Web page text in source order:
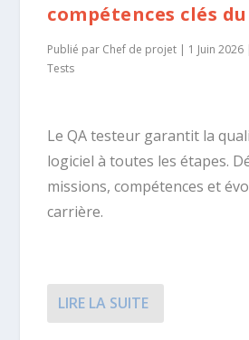
compétences clés
Publié par Chef de projet | 1 Juin 2026
Tests
Le QA testeur garantit la
logiciel à toutes les étapes.
missions, compétences et
carrière.
LIRE LA SUITE